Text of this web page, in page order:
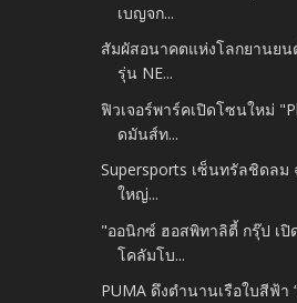
เบญจก...
สัมผัสอนาคตแห่งโลกยานย
รุ่น NE...
ฟิวเจอร์พาร์คเปิดโซนใหม่
ดมันส์ท...
Supersports เซ็นทรัลชิดลม
ใหญ่...
"ออนิกซ์ ฮอสพิทาลิตี้ กรุ๊ป เปิ
โคลัมโบ...
PUMA ดึงตำนานเรือใบสีฟ้